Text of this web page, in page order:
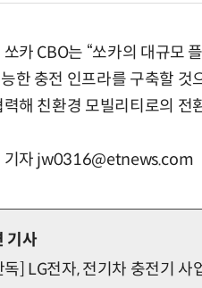
쏘카 CBO는 “쏘카의 대규모
한 충전 인프라를 구축할 것
력해 친환경 모빌리티로의 전
기자 jw0316@etnews.com
기사
독] LG전자, 전기차 충전기